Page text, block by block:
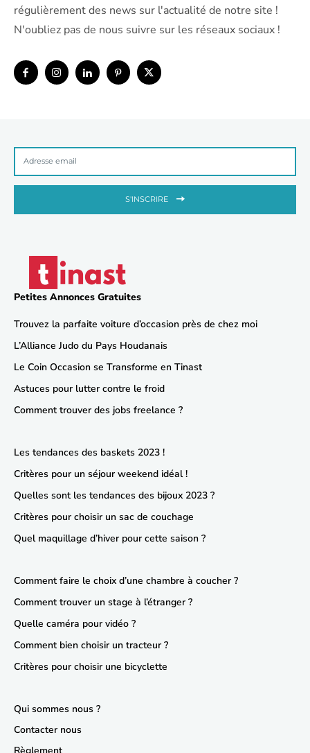
régulièrement des news sur l'actualité de notre site !
N'oubliez pas de nous suivre sur les réseaux sociaux !
S'INSCRIRE
Petites Annonces Gratuites
Trouvez la parfaite voiture d’occasion près de chez moi
L’Alliance Judo du Pays Houdanais
Le Coin Occasion se Transforme en Tinast
Astuces pour lutter contre le froid
Comment trouver des jobs freelance ?
Les tendances des baskets 2023 !
Critères pour un séjour weekend idéal !
Quelles sont les tendances des bijoux 2023 ?
Critères pour choisir un sac de couchage
Quel maquillage d’hiver pour cette saison ?
Comment faire le choix d’une chambre à coucher ?
Comment trouver un stage à l’étranger ?
Quelle caméra pour vidéo ?
Comment bien choisir un tracteur ?
Critères pour choisir une bicyclette
Qui sommes nous ?
Contacter nous
Règlement